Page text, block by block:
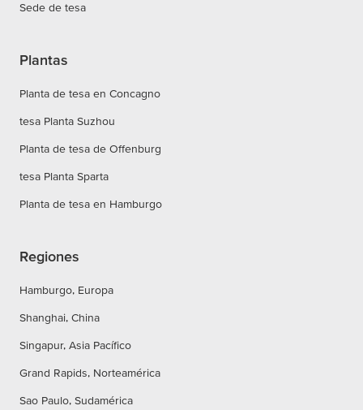
Sede de tesa
Plantas
Planta de tesa en Concagno
tesa Planta Suzhou
Planta de tesa de Offenburg
tesa Planta Sparta
Planta de tesa en Hamburgo
Regiones
Hamburgo, Europa
Shanghai, China
Singapur, Asia Pacífico
Grand Rapids, Norteamérica
Sao Paulo, Sudamérica